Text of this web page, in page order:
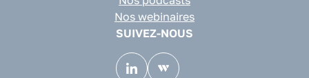
Nos webinaires
SUIVEZ-NOUS